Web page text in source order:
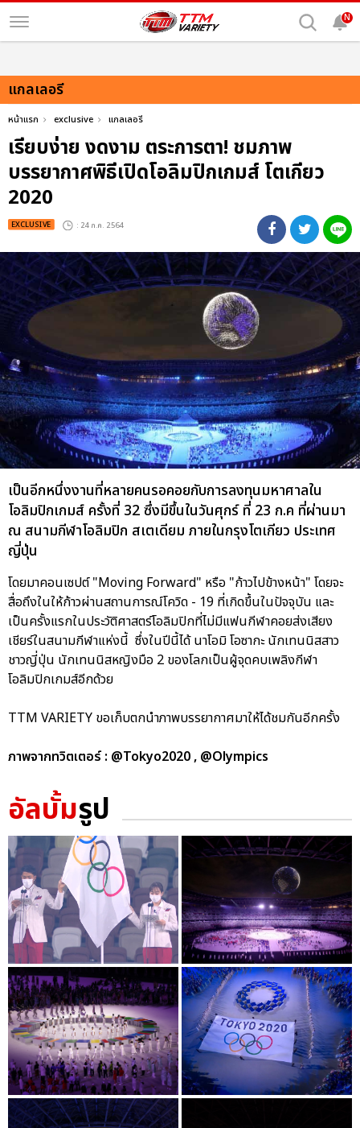
N
แกลเลอรี
หน้าแรก exclusive แกลเลอรี
เรียบง่าย งดงาม ตระการตา! ชมภาพ
บรรยากาศพิธีเปิดโอลิมปิกเกมส์ โตเกียว
2020
EXCLUSIVE : 24 ก.ค. 2564
เป็นอีกหนึ่งงานที่หลายคนรอคอยกับการลงทุนมหาศาลใน
โอลิมปิกเกมส์ ครั้งที่ 32 ซึ่งมีขึ้นในวันศุกร์ ที่ 23 ก.ค ที่ผ่านมา
ณ สนามกีฬาโอลิมปิก สเตเดียม ภายในกรุงโตเกียว ประเทศ
ญี่ปุ่น
โดยมาคอนเซปต์ "Moving Forward" หรือ "ก้าวไปข้างหน้า" โดยจะ
สื่อถึงในให้ก้าวผ่านสถานการณ์โควิด - 19 ที่เกิดขึ้นในปัจจุบัน และ
เป็นครั้งแรกในประวัติศาสตร์โอลิมปิกที่ไม่มีแฟนกีฬาคอยส่งเสียง
เชียร์ในสนามกีฬาแห่งนี้ ซึ่งในปีนี้ได้ นาโอมิ โอซากะ นักเทนนิสสาว
ชาวญี่ปุ่น นักเทนนิสหญิงมือ 2 ของโลกเป็นผู้จุดคบเพลิงกีฬา
โอลิมปิกเกมส์อีกด้วย
TTM VARIETY ขอเก็บตกนำภาพบรรยากาศมาให้ได้ชมกันอีกครั้ง
ภาพจากทวิตเตอร์ : @Tokyo2020 , @Olympics
อัลบั้มรูป